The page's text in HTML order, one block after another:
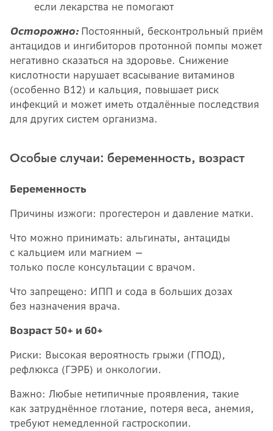
если лекарства не помогают
Осторожно: Постоянный, бесконтрольный приём
антацидов и ингибиторов протонной помпы может
негативно сказаться на здоровье. Снижение
кислотности нарушает всасывание витаминов
(особенно B12) и кальция, повышает риск
инфекций и может иметь отдалённые последствия
для других систем организма.
Особые случаи: беременность, возраст
Беременность
Причины изжоги: прогестерон и давление матки.
Что можно принимать: альгинаты, антациды
с кальцием или магнием —
только после консультации с врачом.
Что запрещено: ИПП и сода в больших дозах
без назначения врача.
Возраст 50+ и 60+
Риски: Высокая вероятность грыжи (ГПОД),
рефлюкса (ГЭРБ) и онкологии.
Важно: Любые нетипичные проявления, такие
как затруднённое глотание, потеря веса, анемия,
требуют немедленной гастроскопии.